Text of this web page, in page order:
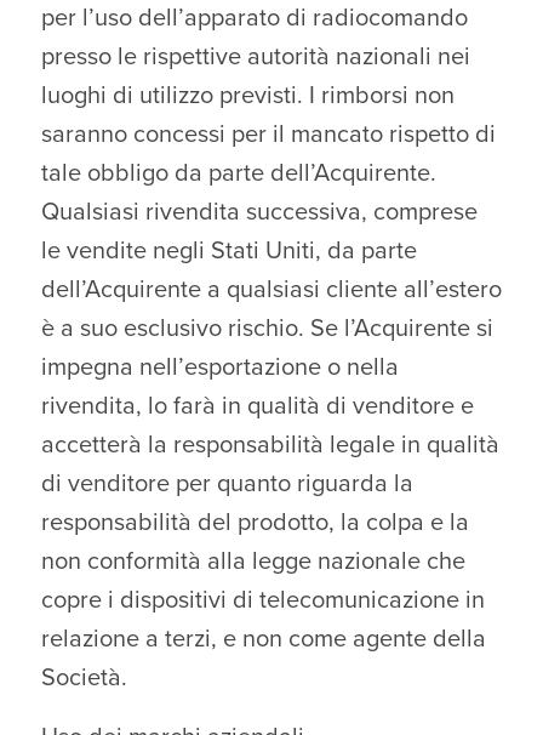
per l’uso dell’apparato di radiocomando
presso le rispettive autorità nazionali nei
luoghi di utilizzo previsti. I rimborsi non
saranno concessi per il mancato rispetto di
tale obbligo da parte dell’Acquirente.
Qualsiasi rivendita successiva, comprese
le vendite negli Stati Uniti, da parte
dell’Acquirente a qualsiasi cliente all’estero
è a suo esclusivo rischio. Se l’Acquirente si
impegna nell’esportazione o nella
rivendita, lo farà in qualità di venditore e
accetterà la responsabilità legale in qualità
di venditore per quanto riguarda la
responsabilità del prodotto, la colpa e la
non conformità alla legge nazionale che
copre i dispositivi di telecomunicazione in
relazione a terzi, e non come agente della
Società.